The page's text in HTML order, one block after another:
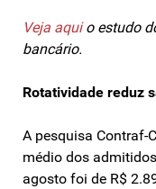
Veja aquio estudo
bancário.
Rotatividade reduz
A pesquisa Contraf-
médio dos
agosto foi de R$